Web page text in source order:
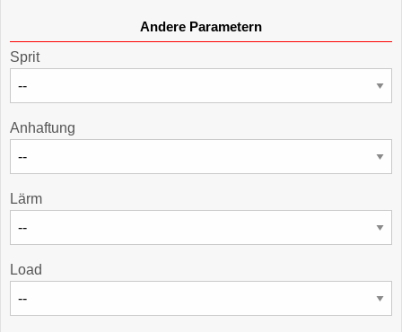
Andere Parametern
Sprit
Anhaftung
Lärm
Load